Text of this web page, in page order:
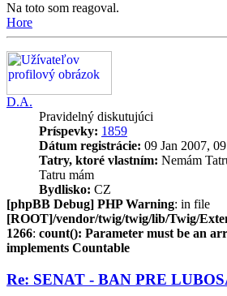
Na toto som reagoval.
Hore
D.A.
Pravidelný diskutujúci
Príspevky: 1859
Dátum registrácie: 09 Jan 2007,
Tatry, ktoré vlastním: Nemám
Tatru mám
Bydlisko: CZ
[phpBB Debug] PHP Warning: in file
[ROOT]/vendor/twig/twig/lib/Twig/
1266: count(): Parameter must be an
implements Countable
Re: SENAT - BAN PRE